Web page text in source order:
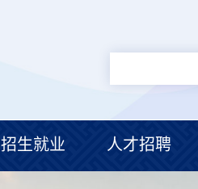
招生就业 人才招聘